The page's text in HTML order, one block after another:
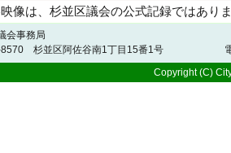
像は、杉並区議会の公式記録ではあり
会事務局
杉並区阿佐谷南1丁目15番1号 電
Copyright (C)